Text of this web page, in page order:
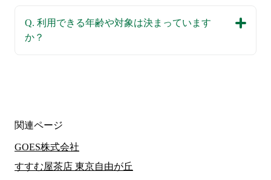
Q. 利用できる年齢や対象は決まっています
か？
関連ページ
GOES株式会社
すすむ屋茶店 東京自由が丘